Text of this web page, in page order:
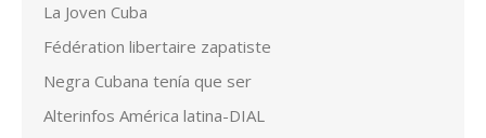
La Joven Cuba
Fédération libertaire zapatiste
Negra Cubana tenía que ser
Alterinfos América latina-DIAL